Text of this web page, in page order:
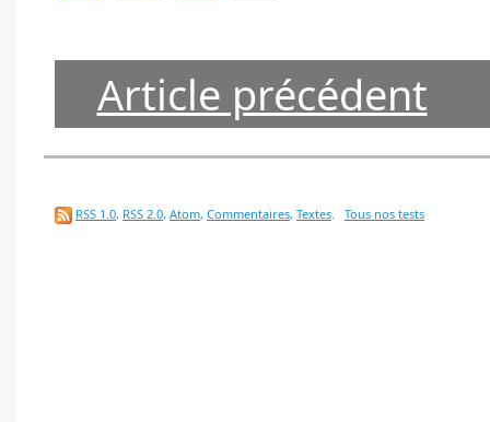
Article précédent
RSS 1.0, RSS 2.0, Atom, Commentaires, Textes. Tous nos tests